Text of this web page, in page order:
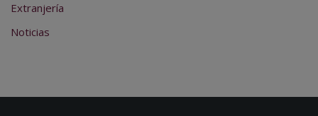
Extranjería
Noticias